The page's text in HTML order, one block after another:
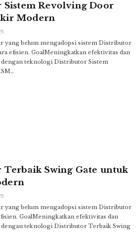
Sistem Revolving Door
Modern
yang belum mengadopsi sistem Distributor
efisien. GoalMeningkatkan efektivitas dan
teknologi Distributor Sistem
Terbaik Swing Gate untuk
yang belum mengadopsi sistem Distributor
GoalMeningkatkan efektivitas dan
teknologi Distributor Terbaik Swing